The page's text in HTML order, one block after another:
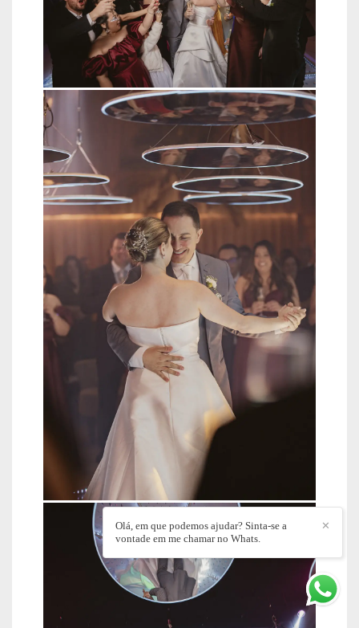
✕
Olá, em que podemos ajudar? Sinta-se a
vontade em me chamar no Whats.